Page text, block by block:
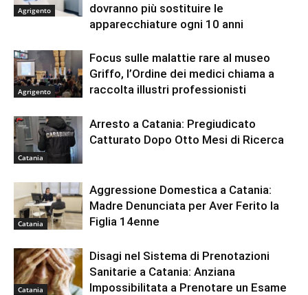
Agrigento
dovranno più sostituire le
apparecchiature ogni 10 anni
Agrigento
Focus sulle malattie rare al museo
Griffo, l’Ordine dei medici chiama a
raccolta illustri professionisti
Catania
Arresto a Catania: Pregiudicato
Catturato Dopo Otto Mesi di Ricerca
Catania
Aggressione Domestica a Catania:
Madre Denunciata per Aver Ferito la
Figlia 14enne
Catania
Disagi nel Sistema di Prenotazioni
Sanitarie a Catania: Anziana
Impossibilitata a Prenotare un Esame